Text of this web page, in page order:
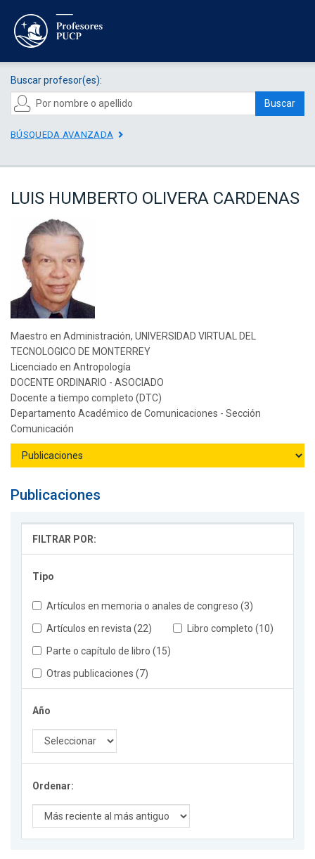
Buscar profesor(es):
Buscar
BÚSQUEDA AVANZADA
LUIS HUMBERTO OLIVERA CARDENAS
Maestro en Administración, UNIVERSIDAD VIRTUAL DEL
TECNOLOGICO DE MONTERREY
Licenciado en Antropología
DOCENTE ORDINARIO - ASOCIADO
Docente a tiempo completo (DTC)
Departamento Académico de Comunicaciones - Sección
Comunicación
Publicaciones
FILTRAR POR:
Tipo
Artículos en memoria o anales de congreso (3)
Artículos en revista (22)
Libro completo (10)
Parte o capítulo de libro (15)
Otras publicaciones (7)
Año
Ordenar: